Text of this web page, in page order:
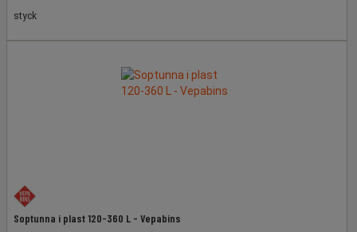
styck
Soptunna i plast 120-360 L - Vepabins